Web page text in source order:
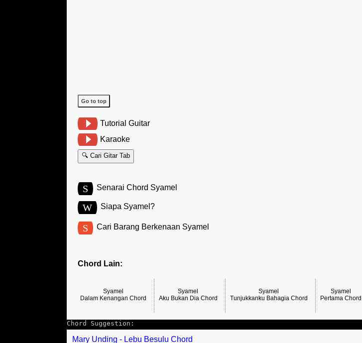
Go to top
Tutorial Guitar
Karaoke
🔍 Cari Gitar Tab
S Senarai Chord Syamel
W Siapa Syamel?
S Cari Barang Berkenaan Syamel
Chord Lain:
Syamel
Dalam Kenangan Chord
Syamel
Aku Bukan Dia Chord
Syamel
Tunjukkanku Bahagia Chord
Syamel
Pertama Chord
Chord Suggestion:
Mary Unding - Lebu Besulu Chord